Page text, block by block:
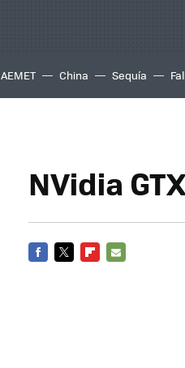
AEMET China Sequía
NVidia